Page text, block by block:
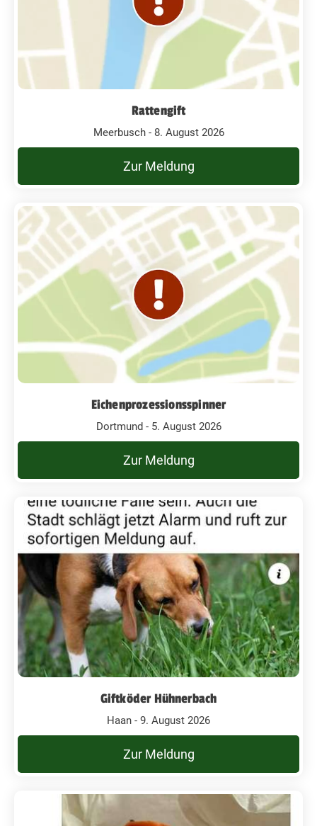
Rattengift
Meerbusch - 8. August 2026
Zur Meldung
Eichenprozessionsspinner
Dortmund - 5. August 2026
Zur Meldung
Giftköder Hühnerbach
Haan - 9. August 2026
Zur Meldung